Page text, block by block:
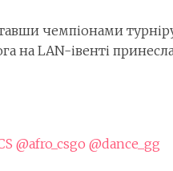
чемпіонами
на LAN-івенті
@afro_csgo @dance_gg